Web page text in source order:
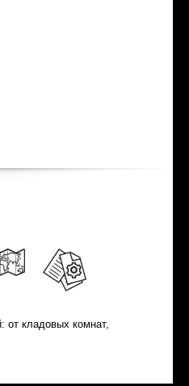
кладовых комнат,